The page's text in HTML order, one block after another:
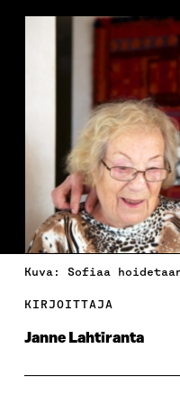
Kuva: Sofiaa
KIRJOITTAJA
Janne Lahtiranta